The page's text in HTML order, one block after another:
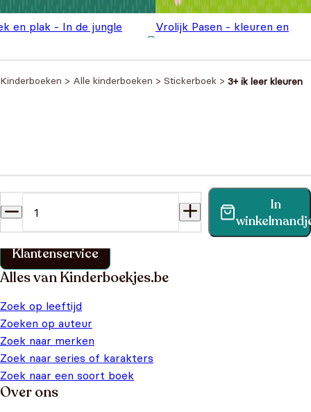
en plak - In de jungle
Vrolijk Pasen - kleuren en
€3,99.
Kinderboeken > Alle kinderboeken > Stickerboek > 3+ ik leer kleuren
In
Vind binnen no-time antwoord op je vraag op onze
klantenservice pagina.
Klantenservice
Alles van Kinderboekjes.be
Zoek op leeftijd
Zoeken op auteur
Zoek naar merken
Zoek naar series of karakters
Zoek naar een soort boek
Over ons